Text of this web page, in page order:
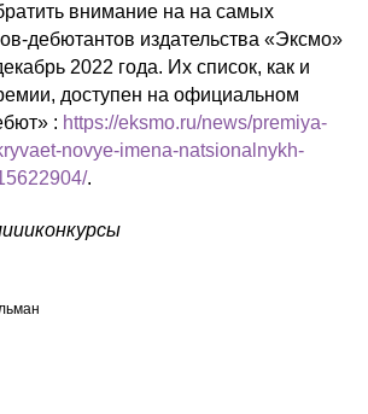
внимание на на самых
дебютантов издательства «Эксмо»
2022 года. Их список, как и
доступен на официальном
: https://eksmo.ru/news/premiya-
novye-imena-natsionalnykh-
.